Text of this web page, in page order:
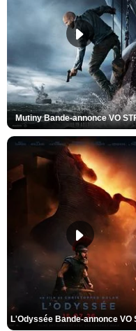
Mutiny Bande-annonce VO